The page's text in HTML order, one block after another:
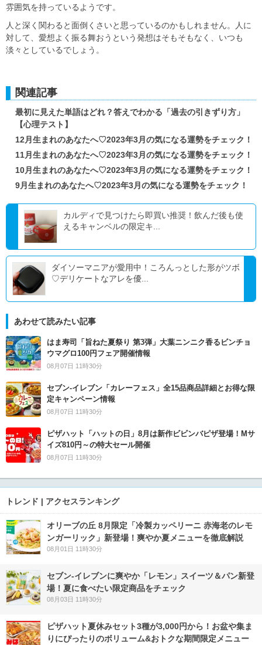
雰囲気を持っているようです。
人と深く関わると面倒くさいと思っているのかもしれません。人に
対して、愛想よく振る舞おうという発想はそもそもなく、いつも
淡々としているでしょう。
関連記事
最初に見えた単語はどれ？答えでわかる「過去の引きずり方」
【心理テスト】
12月生まれのあなたへ♡2023年3月の気になる運勢をチェック！
11月生まれのあなたへ♡2023年3月の気になる運勢をチェック！
10月生まれのあなたへ♡2023年3月の気になる運勢をチェック！
9月生まれのあなたへ♡2023年3月の気になる運勢をチェック！
カルディで見つけたら即買い推奨！飲んだ後も使
えるキャンベルの限定キ...
ダイソーマニアが愛用中！ころんっとした形がツボ
♡デリケートなアレを優...
あわせて読みたい記事
はま寿司「旨ねた夏祭り 第3弾」大葉ニンニク香るビンチョ
ウマグロ100円フェア開催情報
08月07日 11時30分
セブン‐イレブン「カレーフェス」全15品商品詳細とお得な限
定キャンペーン情報
08月07日 11時30分
ピザハット「ハットの日」8月は新作ビビンバピザ登場！Mサ
イズ810円～の特大セール開催
08月07日 11時30分
トレンド | アクセスランキング
オリーブの丘 8月限定「冷製カッペリーニ 赤海老のレモ
ンガーリック」新登場！爽やか夏メニューを徹底解説
08月01日 11時30分
セブン‐イレブンに爽やか「レモン」スイーツ＆パン新登
場！夏に食べたい限定商品をチェック
08月03日 11時30分
ピザハット夏休みセット3種が3,000円から！お盆や集ま
りにぴったりのボリューム&おトクな期間限定メニュー